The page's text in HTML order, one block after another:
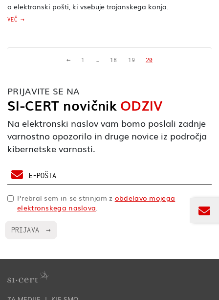
o elektronski pošti, ki vsebuje trojanskega konja.
VEČ
←Prejšnja stran
1 … 18 19 20
PRIJAVITE SE NA
SI-CERT novičnik ODZIV
Na elektronski naslov vam bomo poslali zadnje
varnostno opozorilo in druge novice iz področja
kibernetske varnosti.
Vnesite e-pošto za prijavo na novičnik Odziv.
Prebral sem in se strinjam z obdelavo mojega
elektronskega naslova
PRIJAVA